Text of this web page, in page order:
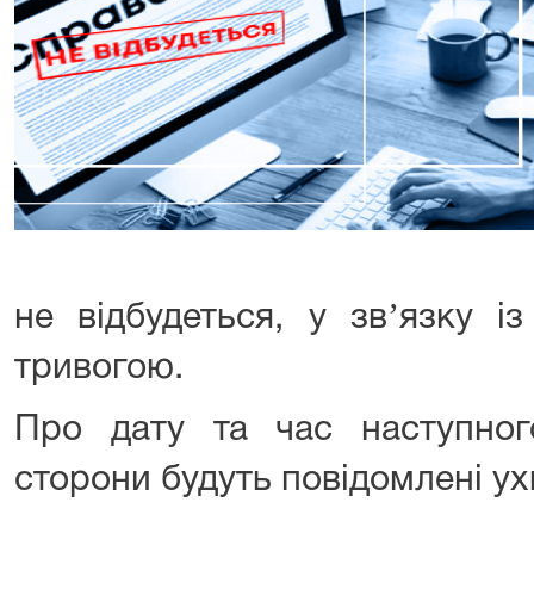
не відбудеться, у звʼязку
тривогою.
Про дату та час
сторони будуть повідомлені